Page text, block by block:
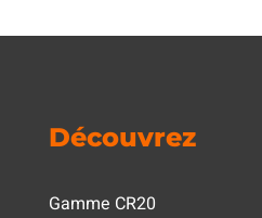
Découvrez
Gamme CR20